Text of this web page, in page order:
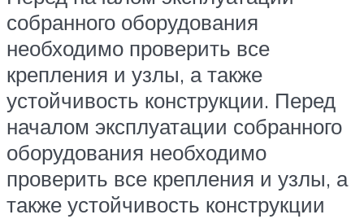
собранного оборудования
необходимо проверить все
крепления и узлы, а также
устойчивость конструкции. Перед
началом эксплуатации собранного
оборудования необходимо
проверить все крепления и узлы, а
также устойчивость конструкции